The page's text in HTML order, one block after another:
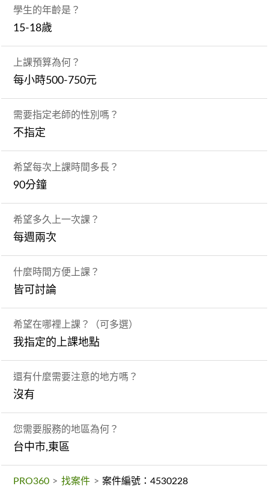
學生的年齡是？
15-18歲
上課預算為何？
每小時500-750元
需要指定老師的性別嗎？
不指定
希望每次上課時間多長？
90分鐘
希望多久上一次課？
每週兩次
什麼時間方便上課？
皆可討論
希望在哪裡上課？（可多選）
我指定的上課地點
還有什麼需要注意的地方嗎？
沒有
您需要服務的地區為何？
台中市,東區
PRO360 > 找案件 > 案件編號：4530228